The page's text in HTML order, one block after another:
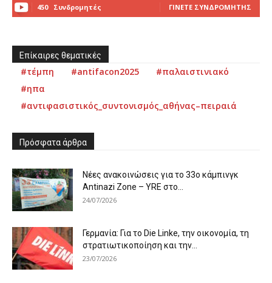
450 Συνδρομητές ΓΊΝΕΤΕ ΣΥΝΔΡΟΜΗΤΉΣ
Επίκαιρες θεματικές
#τέμπη #antifacon2025
#παλαιστινιακό
#ηπα
#αντιφασιστικός_συντονισμός_αθήνας–πειραιά
Πρόσφατα άρθρα
Νέες ανακοινώσεις για το 33ο κάμπινγκ
Antinazi Zone – YRE στο...
24/07/2026
Γερμανία: Για το Die Linke, την οικονομία, τη
στρατιωτικοποίηση και την...
23/07/2026